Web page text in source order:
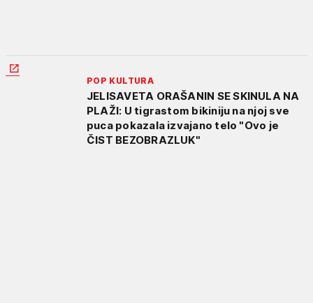
POP KULTURA
JELISAVETA ORAŠANIN SE SKINULA NA
PLAŽI: U tigrastom bikiniju na njoj sve
puca pokazala izvajano telo "Ovo je
ČIST BEZOBRAZLUK"